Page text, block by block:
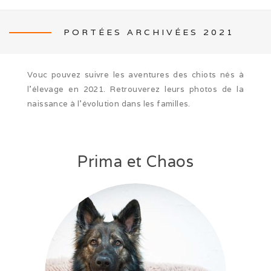
Mon histoire
Nos activités canines
Photos de famille
Journée Tolling (08/26)
Balade en famille (05/26)
PORTÉES ARCHIVÉES 2021
Vouc pouvez suivre les aventures des chiots nés à
l’élevage en 2021. Retrouverez leurs photos de la
naissance à l’évolution dans les familles.
Prima et Chaos